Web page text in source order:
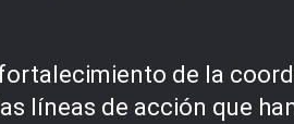
de la
líneas de acción que